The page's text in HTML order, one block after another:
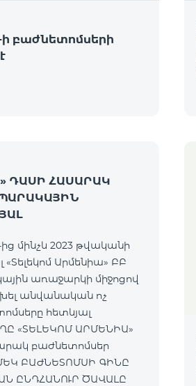
ի բաժնետոմսերի
ԴԱՍԻ ՀԱՍԱՐԱԿ
մինչև 2023 թվականի
«Տելեկոմ Արմենիա» ԲԲ
առաջարկի միջոցով
անվանական ոչ
հետևյալ